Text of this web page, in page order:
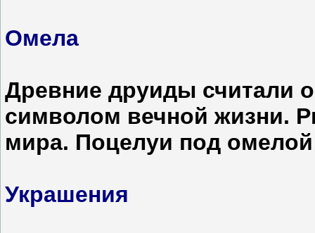
Омела
Древние друиды считали
символом вечной жизни.
мира. Поцелуи под
Украшения